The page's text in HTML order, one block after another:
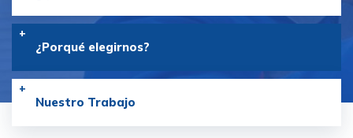
¿Porqué elegirnos?
Nuestro Trabajo